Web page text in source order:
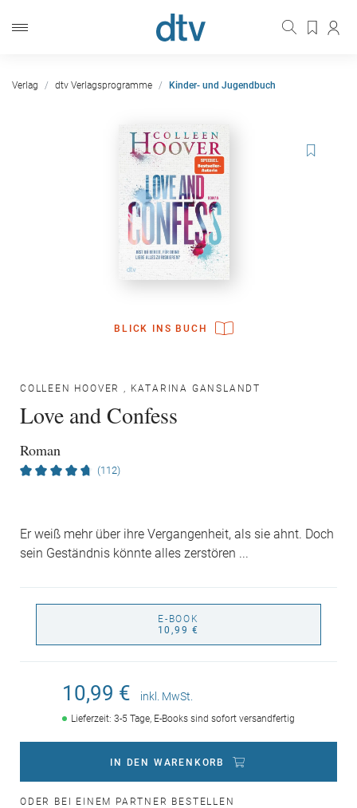
Verlag dtv Verlagsprogramme Kinder- und Jugendbuch
BLICK INS BUCH
COLLEEN HOOVER , KATARINA GANSLANDT
Love and Confess
Roman
(112)
Er weiß mehr über ihre Vergangenheit, als sie ahnt. Doch
sein Geständnis könnte alles zerstören ...
E-BOOK
10,99 €
10,99 € inkl. MwSt.
Lieferzeit: 3-5 Tage, E-Books sind sofort versandfertig
IN DEN WARENKORB
ODER BEI EINEM PARTNER BESTELLEN